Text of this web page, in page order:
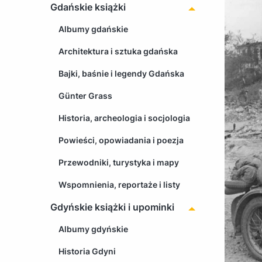
Gdańskie książki
Albumy gdańskie
Architektura i sztuka gdańska
Bajki, baśnie i legendy Gdańska
Günter Grass
Historia, archeologia i socjologia
Powieści, opowiadania i poezja
Przewodniki, turystyka i mapy
Wspomnienia, reportaże i listy
Gdyńskie książki i upominki
Albumy gdyńskie
Historia Gdyni